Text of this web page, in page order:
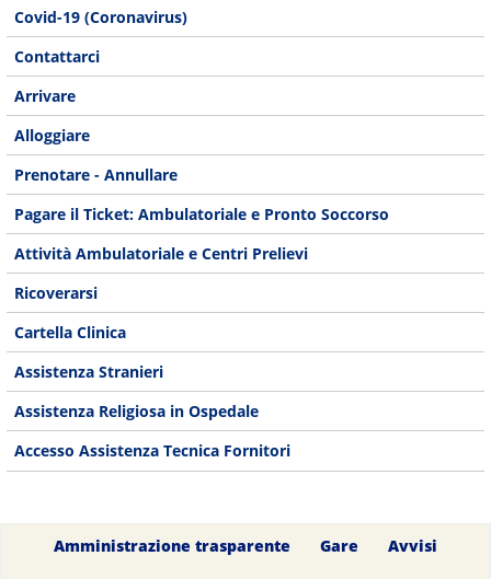
Covid-19 (Coronavirus)
Contattarci
Arrivare
Alloggiare
Prenotare - Annullare
Pagare il Ticket: Ambulatoriale e Pronto Soccorso
Attività Ambulatoriale e Centri Prelievi
Ricoverarsi
Cartella Clinica
Assistenza Stranieri
Assistenza Religiosa in Ospedale
Accesso Assistenza Tecnica Fornitori
Amministrazione trasparente Gare Avvisi